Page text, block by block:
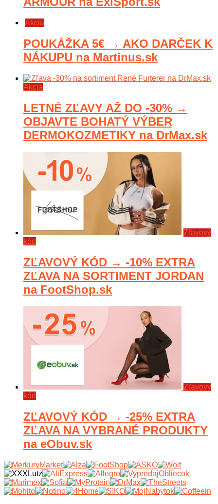
Akcia
POUKÁŽKA 5€ → AKO DARČEK K
NÁKUPU na Martinus.sk
Akcia
LETNÉ ZĽAVY AŽ DO -30% →
OBJAVTE BOHATÝ VÝBER
DERMOKOZMETIKY na DrMax.sk
Zľavový
kód
ZĽAVOVÝ KÓD → -10% EXTRA
ZĽAVA NA SORTIMENT JORDAN
na FootShop.sk
Zľavový
kód
ZĽAVOVÝ KÓD → -25% EXTRA
ZĽAVA NA VYBRANÉ PRODUKTY
na eObuv.sk